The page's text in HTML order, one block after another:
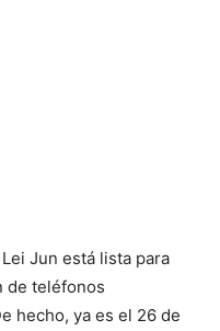
Jun está lista para
de teléfonos
hecho, ya es el 26 de